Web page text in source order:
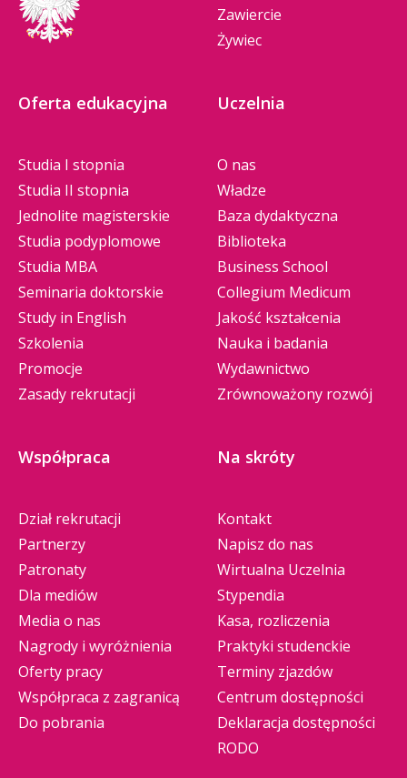
Zawiercie
Żywiec
Oferta edukacyjna
Studia I stopnia
Studia II stopnia
Jednolite magisterskie
Studia podyplomowe
Studia MBA
Seminaria doktorskie
Study in English
Szkolenia
Promocje
Zasady rekrutacji
Uczelnia
O nas
Władze
Baza dydaktyczna
Biblioteka
Business School
Collegium Medicum
Jakość kształcenia
Nauka i badania
Wydawnictwo
Zrównoważony rozwój
Współpraca
Dział rekrutacji
Partnerzy
Patronaty
Dla mediów
Media o nas
Nagrody i wyróżnienia
Oferty pracy
Współpraca z zagranicą
Do pobrania
Na skróty
Kontakt
Napisz do nas
Wirtualna Uczelnia
Stypendia
Kasa, rozliczenia
Praktyki studenckie
Terminy zjazdów
Centrum dostępności
Deklaracja dostępności
RODO